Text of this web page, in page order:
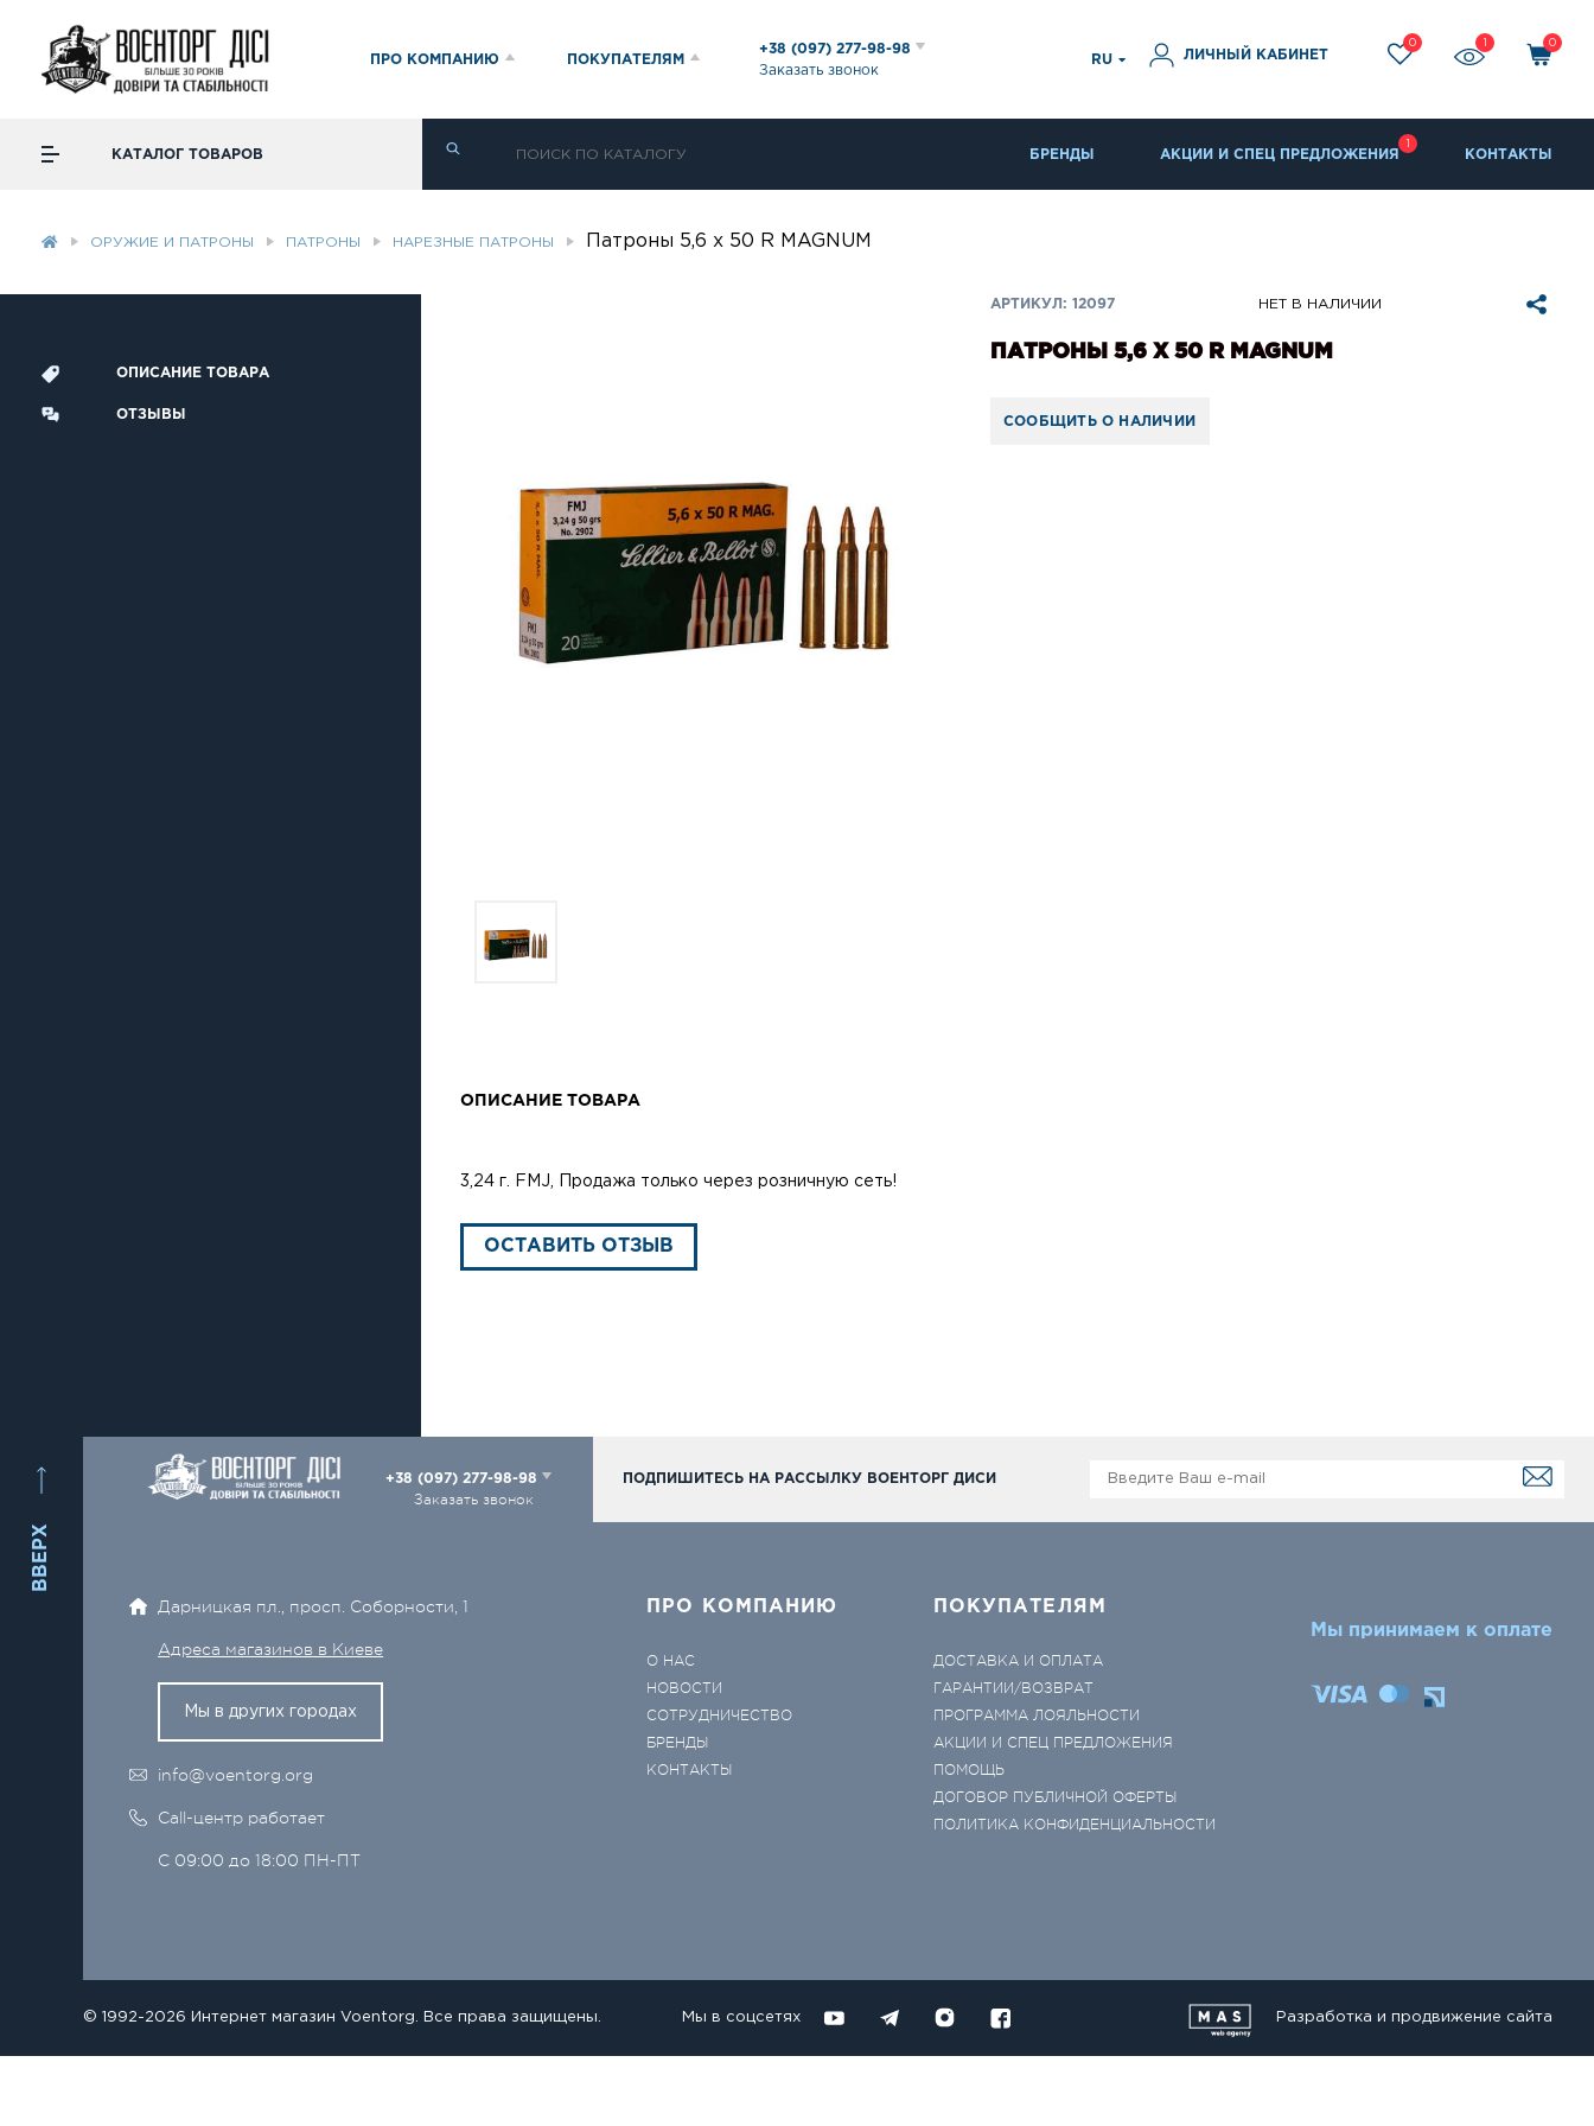
ПРО КОМПАНИЮ ПОКУПАТЕЛЯМ
+38 (097) 277-98-98
Заказать звонок
RU ЛИЧНЫЙ КАБИНЕТ
0 0
КАТАЛОГ ТОВАРОВ БРЕНДЫ АКЦИИ И СПЕЦ ПРЕДЛОЖЕНИЯ КОНТАКТЫ
ОРУЖИЕ И ПАТРОНЫ ПАТРОНЫ НАРЕЗНЫЕ ПАТРОНЫ Патроны 5,6 х 50 R MAGNUM
ОПИСАНИЕ ТОВАРА
ОТЗЫВЫ
АРТИКУЛ: 12097 НЕТ В НАЛИЧИИ
ПАТРОНЫ 5,6 Х 50 R MAGNUM
СООБЩИТЬ О НАЛИЧИИ
ОПИСАНИЕ ТОВАРА
3,24 г. FMJ, Продажа только через розничную сеть!
ОСТАВИТЬ ОТЗЫВ
ВВЕРХ
+38 (097) 277-98-98
Заказать звонок
ПОДПИШИТЕСЬ НА РАССЫЛКУ ВОЕНТОРГ ДИСИ
Дарницкая пл., просп. Соборности, 1
Адреса магазинов в Киеве
Мы в других городах
info@voentorg.org
Call-центр работает
С 09:00 до 18:00 ПН-ПТ
ПРО КОМПАНИЮ
О НАС
НОВОСТИ
СОТРУДНИЧЕСТВО
БРЕНДЫ
КОНТАКТЫ
ПОКУПАТЕЛЯМ
ДОСТАВКА И ОПЛАТА
ГАРАНТИИ/ВОЗВРАТ
ПРОГРАММА ЛОЯЛЬНОСТИ
АКЦИИ И СПЕЦ ПРЕДЛОЖЕНИЯ
ПОМОЩЬ
ДОГОВОР ПУБЛИЧНОЙ ОФЕРТЫ
ПОЛИТИКА КОНФИДЕНЦИАЛЬНОСТИ
Мы принимаем к оплате
© 1992-2026 Интернет магазин Voentorg. Все права защищены. Мы в соцсетях Разработка и продвижение сайта